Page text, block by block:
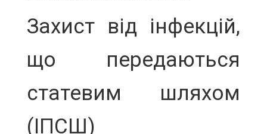
Захист від інфекцій,
що передаються
статевим шляхом
(ІПСШ)